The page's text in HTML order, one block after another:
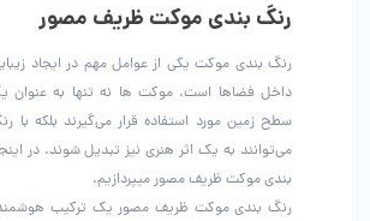
رنگ بندی موکت ظریف مصور
رنگ بندی موکت یکی از عوامل مهم در ایجاد
داخل فضاها است. موکت ها نه تنها به
سطح زمین مورد استفاده قرار می‌گیرند بلکه با
می‌توانند به یک اثر هنری نیز تبدیل شوند. در
بندی موکت ظریف مصور میپردازیم.
رنگ بندی موکت ظریف مصور یک ترکیب